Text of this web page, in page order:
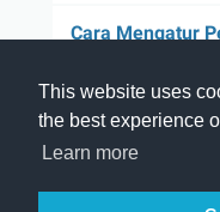
This website uses
the best experience
Learn more
Cara Mengatur
Cara mengatur
kebawah di ac…